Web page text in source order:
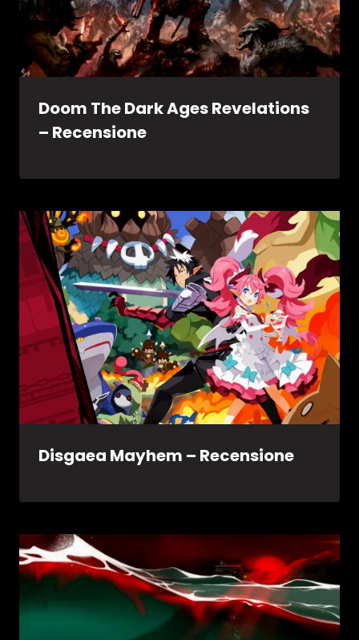
Doom The Dark Ages Revelations
– Recensione
Disgaea Mayhem – Recensione